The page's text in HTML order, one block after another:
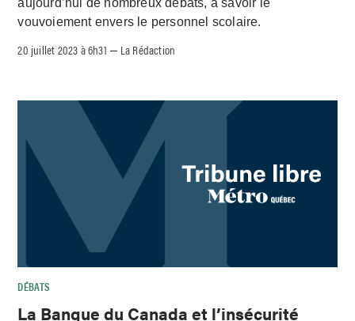
aujourd’hui de nombreux débats, à savoir le
vouvoiement envers le personnel scolaire.
20 juillet 2023 à 6h31 – La Rédaction
DÉBATS
La Banque du Canada et l’insécurité